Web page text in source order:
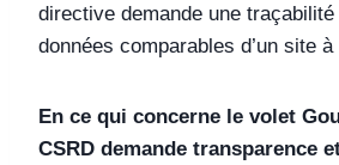
directive demande une
données comparables d’un site à
En ce qui concerne le volet
CSRD demande transparence